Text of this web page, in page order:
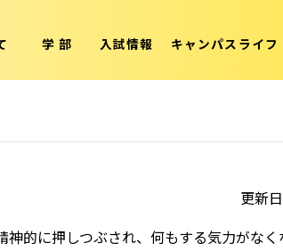
学 部 入試情報 キャンパスライフ
更新
的に押しつぶされ、何もする気力がなく